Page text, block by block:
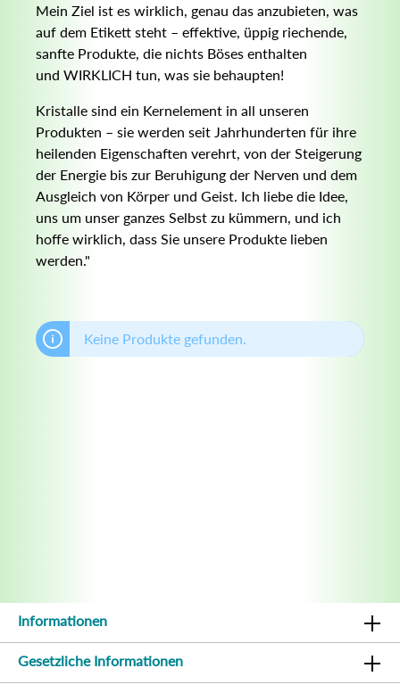
Mein Ziel ist es wirklich, genau das anzubieten, was
auf dem Etikett steht – effektive, üppig riechende,
sanfte Produkte, die nichts Böses enthalten
und WIRKLICH tun, was sie behaupten!
Kristalle sind ein Kernelement in all unseren
Produkten – sie werden seit Jahrhunderten für ihre
heilenden Eigenschaften verehrt, von der Steigerung
der Energie bis zur Beruhigung der Nerven und dem
Ausgleich von Körper und Geist. Ich liebe die Idee,
uns um unser ganzes Selbst zu kümmern, und ich
hoffe wirklich, dass Sie unsere Produkte lieben
werden."
Keine Produkte gefunden.
Informationen
Gesetzliche Informationen